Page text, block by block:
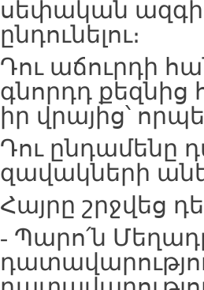
սեփական ազգի
ընդունելու։
Դու աճուրդի
գնորդդ քեզնից
իր վրայից՝
Դու ընդամենը
զավակների
Հայրը շրջվեց
- Պարո՛ն